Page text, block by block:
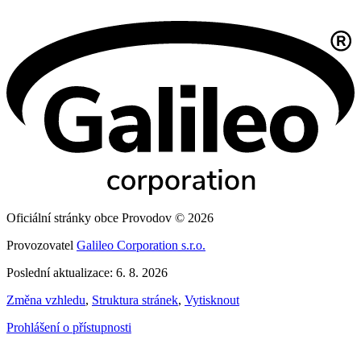
Oficiální stránky obce Provodov © 2026
Provozovatel Galileo Corporation s.r.o.
Poslední aktualizace: 6. 8. 2026
Změna vzhledu, Struktura stránek, Vytisknout
Prohlášení o přístupnosti